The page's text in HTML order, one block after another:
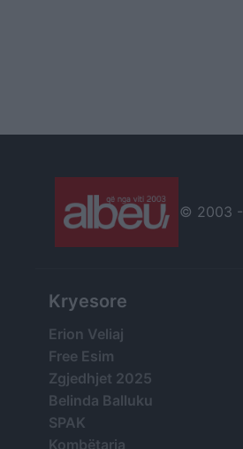
© 2003 -
Kryesore
Erion Veliaj
Free Esim
Zgjedhjet 2025
Belinda Balluku
SPAK
Kombëtarja